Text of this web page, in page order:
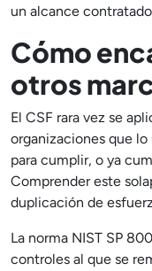
un alcance
Cómo
otros
El CSF rara vez se
organizaciones que
para cumplir, o ya
Comprender este
duplicación de
La norma NIST SP
controles al que se